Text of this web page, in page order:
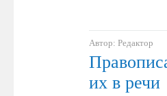
Автор: Редактор
их в речи